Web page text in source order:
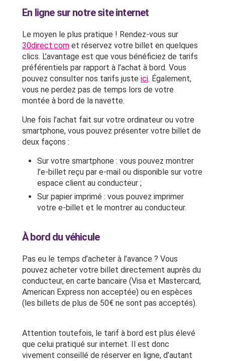
En ligne sur notre site internet
Le moyen le plus pratique ! Rendez-vous sur
30direct.com et réservez votre billet en quelques
clics. L’avantage est que vous bénéficiez de tarifs
préférentiels par rapport à l’achat à bord. Vous
pouvez consulter nos tarifs juste ici. Également,
vous ne perdez pas de temps lors de votre
montée à bord de la navette.
Une fois l’achat fait sur votre ordinateur ou votre
smartphone, vous pouvez présenter votre billet de
deux façons :
Sur votre smartphone : vous pouvez montrer
l’e-billet reçu par e-mail ou disponible sur votre
espace client au conducteur ;
Sur papier imprimé : vous pouvez imprimer
votre e-billet et le montrer au conducteur.
À bord du véhicule
Pas eu le temps d’acheter à l’avance ? Vous
pouvez acheter votre billet directement auprès du
conducteur, en carte bancaire (Visa et Mastercard,
American Express non acceptée) ou en espèces
(les billets de plus de 50€ ne sont pas acceptés).
Attention toutefois, le tarif à bord est plus élevé
que celui pratiqué sur internet. Il est donc
vivement conseillé de réserver en ligne, d’autant